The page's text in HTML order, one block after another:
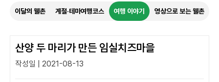
특별한 순간을 여행 속에서
이달의 웰촌 계절·테마여행코스 여행 이야기 영상으로 보는 웰촌
산양 두 마리가 만든 임실치즈마을
작성일 | 2021-08-13